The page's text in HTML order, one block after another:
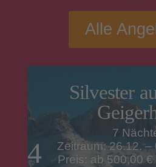
Alle
Silvester
7
Zeitraum: 26.12. –
Preis: ab 500,00